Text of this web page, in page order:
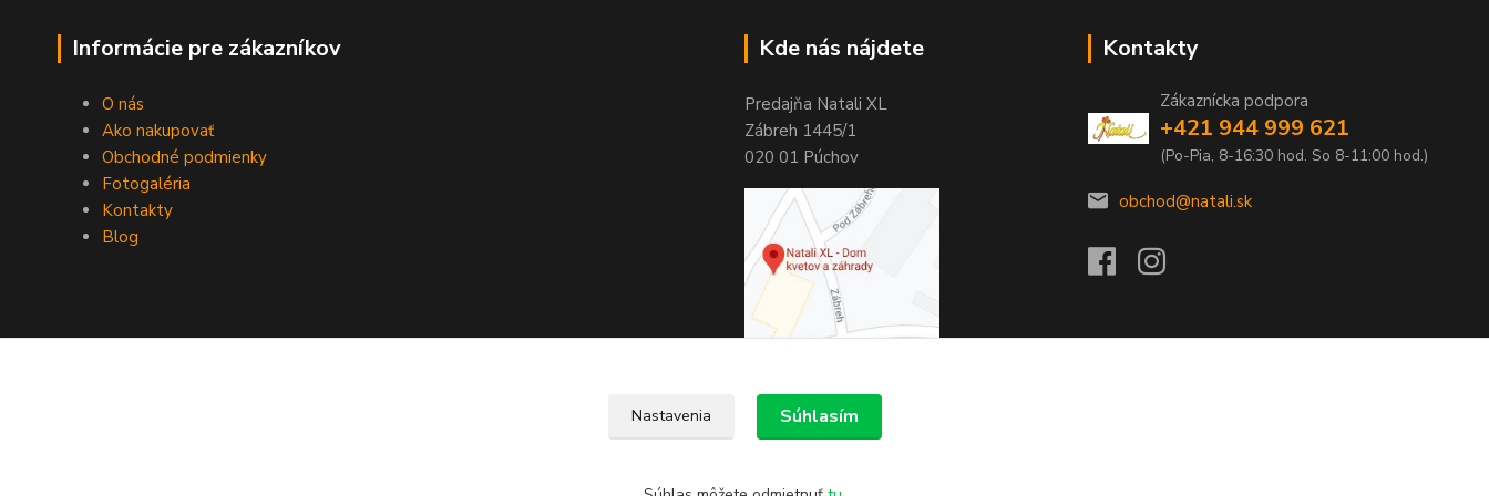
Informácie pre zákazníkov
O nás
Ako nakupovať
Obchodné podmienky
Fotogaléria
Kontakty
Blog
Kde nás nájdete
Predajňa Natali XL
Zábreh 1445/1
020 01 Púchov
Kontakty
Zákaznícka podpora
+421 944 999 621
(Po-Pia, 8-16:30 hod. So 8-11:00 hod.)
obchod@natali.sk
Nastavenia Súhlasím